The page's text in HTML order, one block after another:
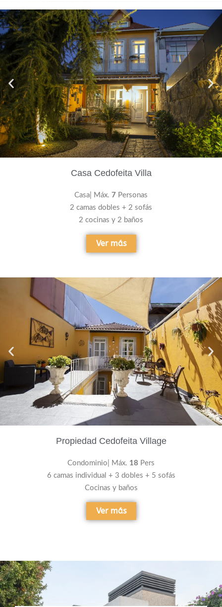
Casa Cedofeita Villa
Casa| Máx. 7 Personas
2 camas dobles + 2 sofás
2 cocinas y 2 baños
Ver más
Propiedad Cedofeita Village
Condominio| Máx. 18 Pers
6 camas individual + 3 dobles + 5 sofás
Cocinas y baños
Ver más